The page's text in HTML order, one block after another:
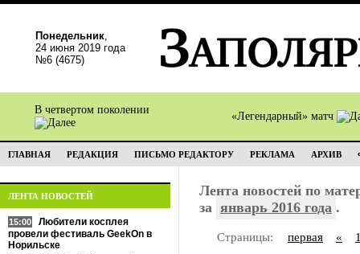
Понедельник,
24 июня 2019 года
№6 (4675)
В четвертом поколении
«Легендарный» матч
ГЛАВНАЯ РЕДАКЦИЯ ПИСЬМО РЕДАКТОРУ РЕКЛАМА АРХИВ
ЛЕНТА НОВОСТЕЙ
15:00
Любители косплея
провели фестиваль GeekOn в
Норильске
Лента новостей по
за январь 2016 года .
Страницы: первая «